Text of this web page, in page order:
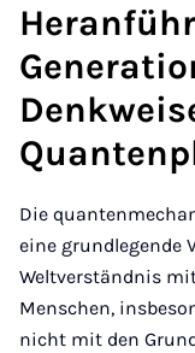
Die
eine grundlegende
Weltverständnis
Menschen,
nicht mit den